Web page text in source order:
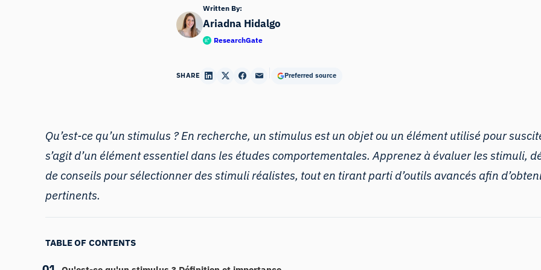
Written By:
Ariadna Hidalgo
ResearchGate
SHARE Preferred source
Qu’est-ce qu’un stimulus ? En recherche, un stimulus est un objet ou un élément utilisé pour
s’agit d’un élément essentiel dans les études comportementales. Apprenez à évaluer les stimuli,
de conseils pour sélectionner des stimuli réalistes, tout en tirant parti d’outils avancés afin
pertinents.
TABLE OF CONTENTS